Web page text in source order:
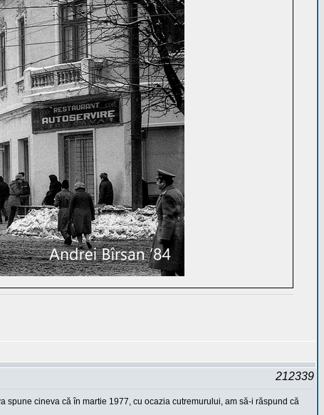
212339
spune cineva că în martie 1977, cu ocazia cutremurului, am să-i răspund că